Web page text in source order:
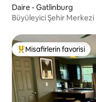
Daire - Gatlinburg
Büyüleyici Şehir Merkezi
Misafirlerin
Misafirlerin favorisi